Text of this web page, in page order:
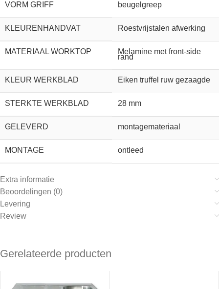
VORM GRIFF beugelgreep
KLEURENHANDVAT Roestvrijstalen afwerking
MATERIAAL WORKTOP Melamine met front-side
rand
KLEUR WERKBLAD Eiken truffel ruw gezaagde
STERKTE WERKBLAD 28 mm
GELEVERD montagemateriaal
MONTAGE ontleed
Extra informatie
Beoordelingen (0)
Levering
Review
Gerelateerde producten